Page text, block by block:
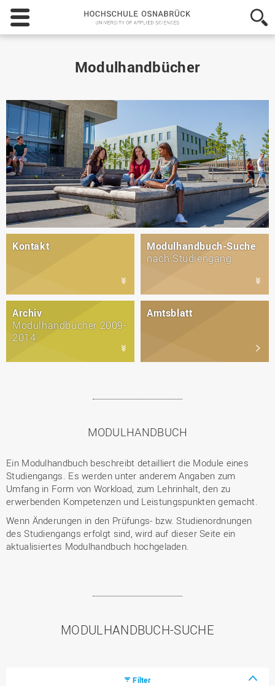
Hochschule
Osnabrück
-
Modulhandbücher
Kontakt
Modulhandbuch-Suche
nach Studiengang
Archiv
Modulhandbücher 2009-
2014
Amtsblatt
MODULHANDBUCH
Ein Modulhandbuch beschreibt detailliert die Module eines
Studiengangs. Es werden unter anderem Angaben zum
Umfang in Form von Workload, zum Lehrinhalt, den zu
erwerbenden Kompetenzen und Leistungspunkten gemacht.
Wenn Änderungen in den Prüfungs- bzw. Studienordnungen
des Studiengangs erfolgt sind, wird auf dieser Seite ein
aktualisiertes Modulhandbuch hochgeladen.
MODULHANDBUCH-SUCHE
Filter